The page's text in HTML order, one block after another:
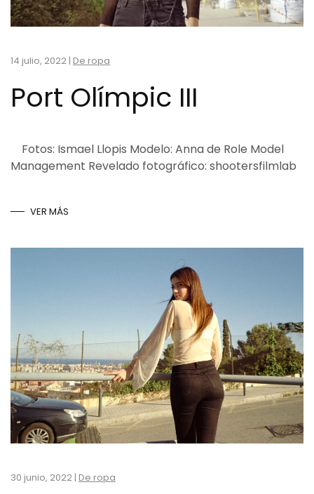
14 julio, 2022 | De ropa
Port Olímpic III
Fotos: Ismael Llopis Modelo: Anna de Role Model
Management Revelado fotográfico: shootersfilmlab
VER MÁS
30 junio, 2022 | De ropa